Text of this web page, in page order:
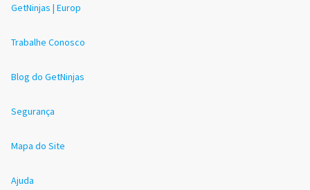
GetNinjas | Europ
Trabalhe Conosco
Blog do GetNinjas
Segurança
Mapa do Site
Ajuda